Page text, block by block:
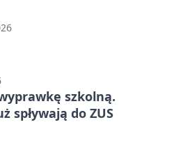
szkolną.
spływają do ZUS